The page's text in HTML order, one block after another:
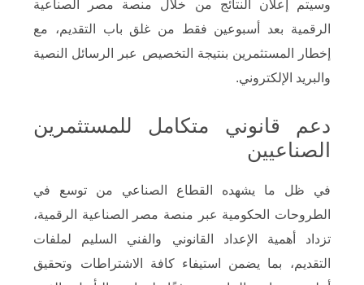
وسيتم إعلان النتائج من خلال منصة مصر الصناعية
الرقمية بعد أسبوعين فقط من غلق باب التقديم، مع
إخطار المستثمرين بنتيجة التخصيص عبر الرسائل النصية
والبريد الإلكتروني.
دعم قانوني متكامل للمستثمرين
الصناعيين
في ظل ما يشهده القطاع الصناعي من توسع في
الطروحات الحكومية عبر منصة مصر الصناعية الرقمية،
تزداد أهمية الإعداد القانوني والفني السليم لملفات
التقديم، بما يضمن استيفاء كافة الاشتراطات وتحقيق